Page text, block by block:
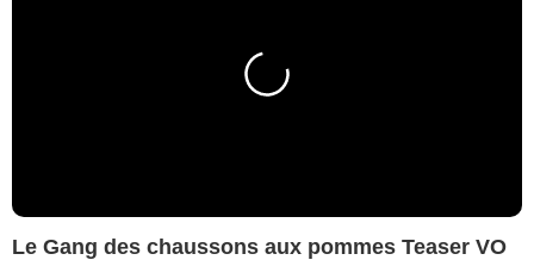
Le Gang des chaussons aux pommes Teaser VO